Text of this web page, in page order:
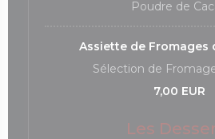
Poudre de
Assiette de Fromages
Sélection de
7,00 EUR
Les